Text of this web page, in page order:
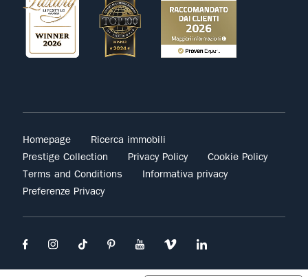
Homepage
Ricerca immobili
Prestige Collection
Privacy Policy
Cookie Policy
Terms and Conditions
Informativa privacy
Preferenze Privacy